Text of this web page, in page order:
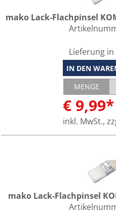
mako Lack-Flachpinsel
Lieferung
IN DEN
MENGE
€ 9,99*
inkl. MwSt.,
mako Lack-Flachpinsel